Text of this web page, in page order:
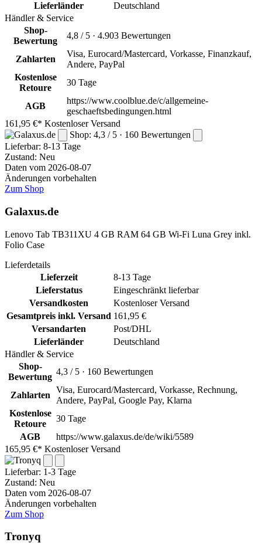
Lieferländer
Deutschland
Händler & Service
Shop-
Bewertung
4,8 / 5 · 4.903 Bewertungen
Zahlarten
Visa, Eurocard/Mastercard, Vorkasse, Finanzkauf,
Andere, PayPal
Kostenlose
Retoure
30 Tage
AGB
https://www.coolblue.de/c/allgemeine-
geschaeftsbedingungen.html
161,95 €* Kostenloser Versand
Shop: 4,3 / 5 · 160 Bewertungen
Lieferbar: 8-13 Tage
Zustand: Neu
Daten vom 2026-08-07
Änderungen vorbehalten
Zum Shop
Galaxus.de
Lenovo Tab TB311XU 4 GB RAM 64 GB Wi-Fi Luna Grey inkl.
Folio Case
Lieferdetails
Lieferzeit
8-13 Tage
Lieferstatus
Eingeschränkt lieferbar
Versandkosten
Kostenloser Versand
Gesamtpreis inkl. Versand 161,95 €
Versandarten
Post/DHL
Lieferländer
Deutschland
Händler & Service
Shop-
Bewertung
4,3 / 5 · 160 Bewertungen
Zahlarten
Visa, Eurocard/Mastercard, Vorkasse, Rechnung,
Andere, PayPal, Google Pay, Klarna
Kostenlose
Retoure
30 Tage
AGB
https://www.galaxus.de/de/wiki/5589
165,95 €* Kostenloser Versand
Lieferbar: 1-3 Tage
Zustand: Neu
Daten vom 2026-08-07
Änderungen vorbehalten
Zum Shop
Tronyq